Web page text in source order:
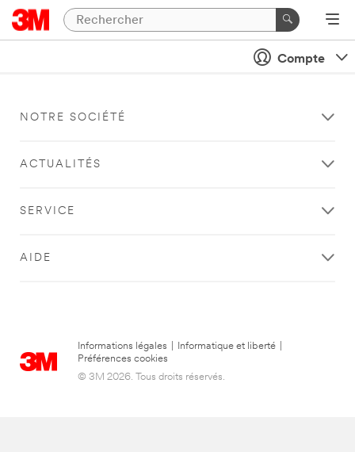
Compte
NOTRE SOCIÉTÉ
ACTUALITÉS
SERVICE
AIDE
Informations légales Informatique et liberté
Préférences cookies
© 3M 2026. Tous droits réservés.